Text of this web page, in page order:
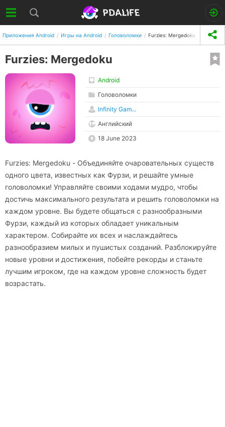
Приложения Android Игры на Android Головоломки Furzies: Mergedoku
Furzies: Mergedoku
Android
Головоломки
Infinity Gam...
Английский
18 June 2023
Furzies: Mergedoku - Объединяйте очаровательных существ
одного цвета, известных как Фурзи, и решайте умные
головоломки! Управляйте своими ходами мудро, чтобы
достичь максимального результата и решить головоломки на
каждом уровне. Вы будете общаться с разнообразными
Фурзи, каждый из которых обладает уникальным
характером. Собирайте их всех и наслаждайтесь
разнообразием милых и пушистых созданий. Разблокируйте
новые уровни и достижения, побейте рекорды и станьте
лучшим игроком, где на каждом уровне сложность будет
возрастать.